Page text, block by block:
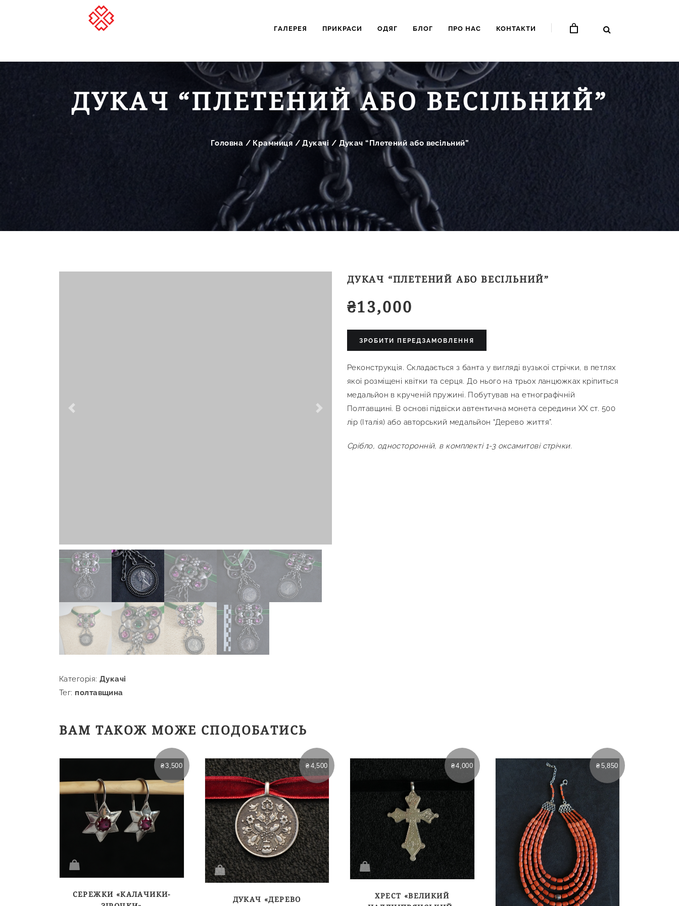
ГАЛЕРЕЯ ПРИКРАСИ ОДЯГ БЛОГ ПРО НАС КОНТАКТИ
ДУКАЧ “ПЛЕТЕНИЙ АБО ВЕСІЛЬНИЙ”
Головна / Крамниця /Дукачі / Дукач “Плетений або весільний”
Previous Next
ДУКАЧ “ПЛЕТЕНИЙ АБО ВЕСІЛЬНИЙ”
₴13,000
ЗРОБИТИ ПЕРЕДЗАМОВЛЕННЯ
Реконструкція. Складається з банта у вигляді вузької стрічки, в петлях
якої розміщені квітки та серця. До нього на трьох ланцюжках кріпиться
медальйон в крученій пружині. Побутував на етнографічній
Полтавщині. В основі підвіски автентична монета середини ХХ ст. 500
лір (Італія) або авторський медальйон “Дерево життя”.
Срібло, односторонній, в комплекті 1-3 оксамитові стрічки.
Категорія: Дукачі
Тег: полтавщина
ВАМ ТАКОЖ МОЖЕ СПОДОБАТИСЬ
₴3,500
СЕРЕЖКИ «КАЛАЧИКИ-
₴4,500
ДУКАЧ «ДЕРЕВО
₴4,000
ХРЕСТ «ВЕЛИКИЙ
₴ 5,850